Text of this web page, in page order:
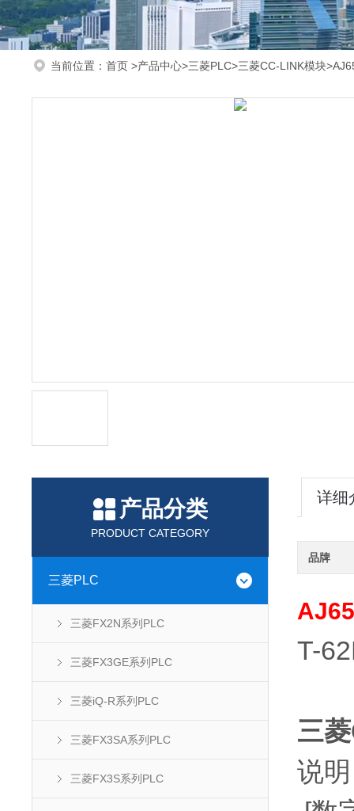
当前位置： 首页 >产品中心>三菱PLC>三菱CC-LINK模块
产品分类
PRODUCT CATEGORY
三菱PLC
三菱FX2N系列PLC
三菱FX3GE系列PLC
三菱iQ-R系列PLC
三菱FX3SA系列PLC
三菱FX3S系列PLC
详细
品牌
T-
三
说